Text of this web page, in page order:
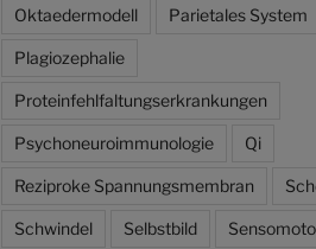
Oktaedermodell Parietales System
Plagiozephalie
Proteinfehlfaltungserkrankungen
Psychoneuroimmunologie Qi
Reziproke Spannungsmembran
Schwindel Selbstbild